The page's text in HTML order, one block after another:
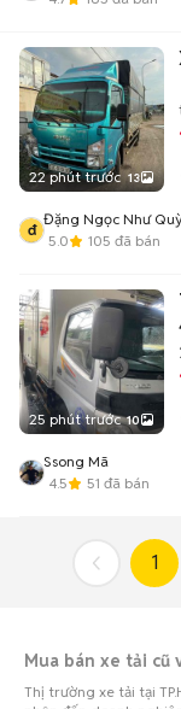
22 phút trước 13
đ
Đặng Ngọc Như
5.0
105 đã bán
25 phút trước 10
Ssong Mã
4.5
51 đã bán
1
Mua bán xe tải cũ
Thị trường xe tải tại